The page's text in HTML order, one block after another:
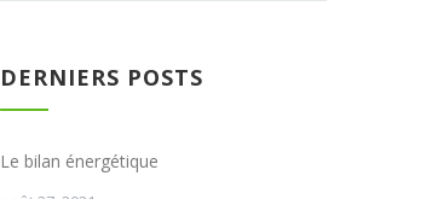
DERNIERS POSTS
Le bilan énergétique